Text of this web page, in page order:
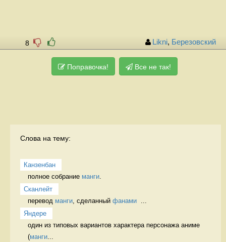
8 Likni, Березовский
Поправочка! Все не так!
Слова на тему:
Канзенбан
полное собрание манги.
Сканлейт
перевод манги, сделанный фанами
  ...
Яндере
один из типовых вариантов характера персонажа аниме
(манги...